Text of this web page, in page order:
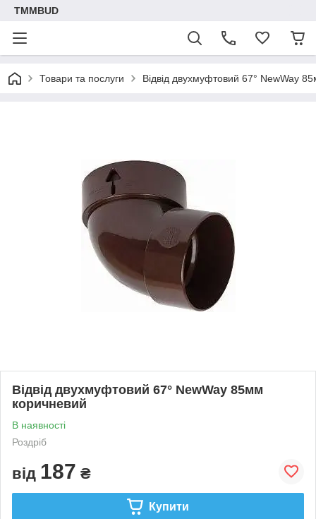
TMMBUD
Товари та послуги Відвід двухмуфтовий 67° NewWay
Відвід двухмуфтовий 67° NewWay 85мм
коричневий
В наявності
Роздріб
від 187 ₴
Купити